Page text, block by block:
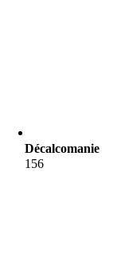
Décalcomanie
156